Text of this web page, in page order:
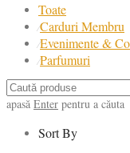
Toate
⁄Carduri Membru
⁄Evenimente &
⁄Parfumuri
apasă Enter pentru a căuta
Sort By